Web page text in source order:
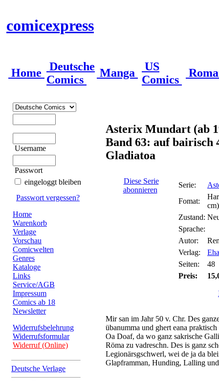
comicexpress
Home
Deutsche
Comics
Manga
US
Comics
Username
Passwort
eingeloggt bleiben
Passwort vergessen?
Home
Warenkorb
Verlage
Vorschau
Comicwelten
Genres
Kataloge
Links
Service/AGB
Impressum
Comics ab 18
Newsletter
Widerrufsbelehrung
Widerrufsformular
Widerruf (Online)
Deutsche Verlage
Asterix Mundart (ab
Band 63: auf bairisch
Gladiatoa
Diese Serie
abonnieren
Serie:
Fomat:
cm)
Zustand:
Sprache:
Autor:
Verlag:
Seiten:
48
Preis:
Mir san im Jahr 50 v. Chr. Des
übanumma und ghert eana
Oa Doaf, da wo ganz sakrische
Röma zu vadreschn. Des is ganz
Legionärsgschwerl, wei de ja da
Glapframman, Hunding, Lalling